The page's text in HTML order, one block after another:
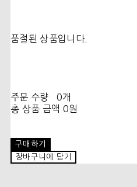
품절된 상품입니다.
주문 수량
0개
총 상품 금액 0원
구매하기
장바구니에 담기